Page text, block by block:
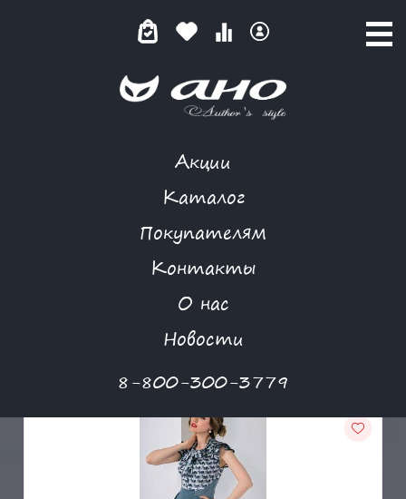
Акции
Каталог
Покупателям
Контакты
О нас
Новости
8-800-300-3779
GARDARIKA